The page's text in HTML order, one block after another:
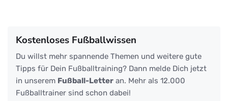
Kostenloses Fußballwissen
Du willst mehr spannende Themen und weitere gute
Tipps für Dein Fußballtraining? Dann melde Dich jetzt
in unserem Fußball-Letter an. Mehr als 12.000
Fußballtrainer sind schon dabei!